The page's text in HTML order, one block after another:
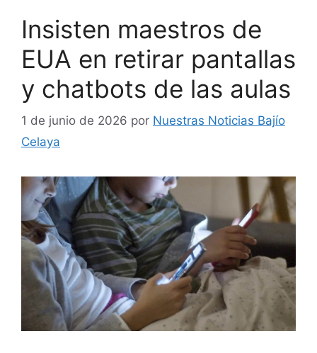
Insisten maestros de
EUA en retirar pantallas
y chatbots de las aulas
1 de junio de 2026 por Nuestras Noticias Bajío
Celaya